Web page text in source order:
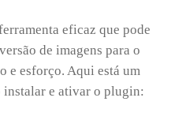
eficaz que pode
de imagens para o
e esforço. Aqui está um
instalar e ativar o plugin: